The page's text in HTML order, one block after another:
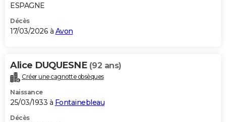
ESPAGNE
Décès
17/03/2026 à Avon
Alice DUQUESNE (92 ans)
Créer une cagnotte obsèques
Naissance
25/03/1933 à Fontainebleau
Décès